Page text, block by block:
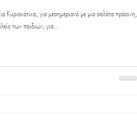
Κυριακάτικα, για μεσημεριανό με μια σαλάτα πράσινη,
των παιδιών, για...